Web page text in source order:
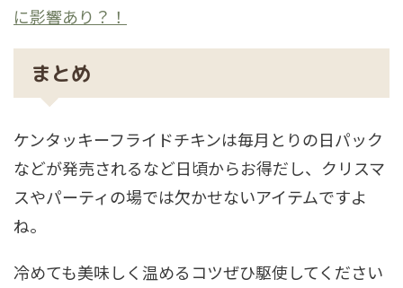
に影響あり？！
まとめ
ケンタッキーフライドチキンは毎月とりの日パック
などが発売されるなど日頃からお得だし、クリスマ
スやパーティの場では欠かせないアイテムですよ
ね。
冷めても美味しく温めるコツぜひ駆使してください